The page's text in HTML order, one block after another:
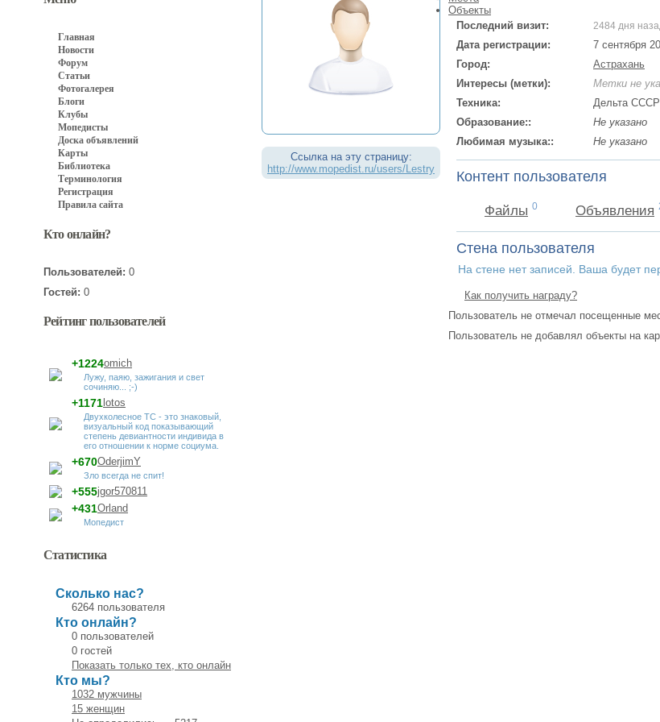
Главная
Новости
Форум
Статьи
Фотогалерея
Блоги
Клубы
Мопедисты
Доска объявлений
Карты
Библиотека
Терминология
Регистрация
Правила сайта
Кто онлайн?
Пользователей: 0
Гостей: 0
Рейтинг пользователей
omich
+1224
Лужу, паяю, зажигания и свет
сочиняю... ;-)
lotos
+1171
Двухколесное ТС - это знаковый,
визуальный код показывающий
степень девиантности индивида в
его отношении к норме социума.
OderjimY
+670
Зло всегда не спит!
jgor570811
+555
Orland
+431
Мопедист
Статистика
Сколько нас?
6264 пользователя
Кто онлайн?
0 пользователей
0 гостей
Показать только тех, кто онлайн
Кто мы?
1032 мужчины
15 женщин
Ссылка на эту страницу:
http://www.mopedist.ru/users/Lestry
Объекты
Последний визит:
2484 дня
Дата регистрации:
7 сентября
Город:
Астрахань
Интересы (метки):
Метки не
Техника:
Дельта СССР
Образование::
Не указано
Любимая музыка::
Не указано
Контент пользователя
Файлы 0 Объявления
Стена пользователя
На стене нет записей. Ваша будет
Как получить награду?
Пользователь не отмечал посещенные
Пользователь не добавлял объекты на